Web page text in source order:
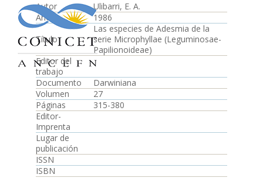
Autor
Ulibarri, E. A.
Año
1986
Título
Las especies de Adesmia de la
serie Microphyllae (Leguminosae-
Papilionoideae)
Editor del
trabajo
Documento
Darwiniana
Volumen
27
Páginas
315-380
Editor-
Imprenta
Lugar de
publicación
ISSN
ISBN